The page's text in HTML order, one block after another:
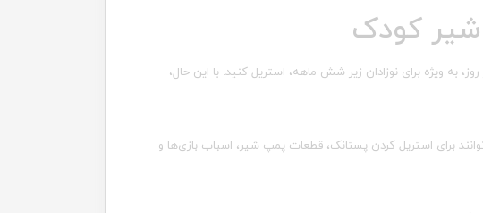
شیر کودک
ویژه برای نوزادان زیر شش ماهه، استریل کنید. با این حال،
برای استریل کردن پستانک، قطعات پمپ شیر، اسباب بازی‌ها و